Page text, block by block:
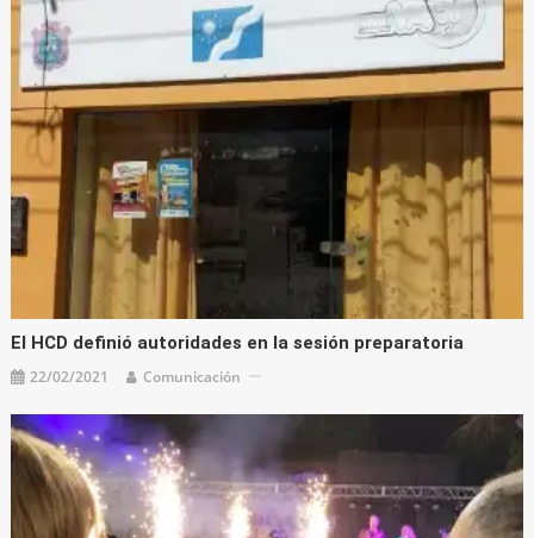
El HCD definió autoridades en la sesión preparatoria
22/02/2021 Comunicación